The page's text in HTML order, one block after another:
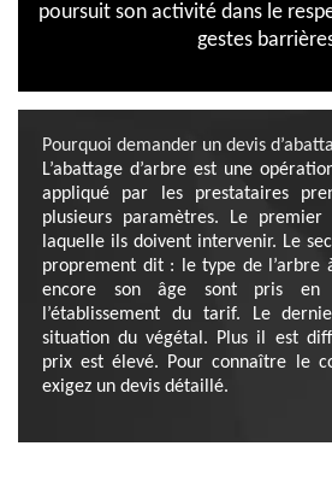
poursuit son activité dans le
gestes
Pourquoi demander un devis
L’abattage d’arbre est une
appliqué par les prestataires
plusieurs paramètres. Le
laquelle ils doivent intervenir. Le
proprement dit : le type de l’arbre
encore son âge sont pris en
l’établissement du tarif. Le
situation du végétal. Plus il est
prix est élevé. Pour connaître le
exigez un devis détaillé.